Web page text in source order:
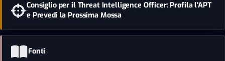
Consiglio per il Threat Intelligence Officer: Profila l'APT
e Prevedi la Prossima Mossa
Fonti